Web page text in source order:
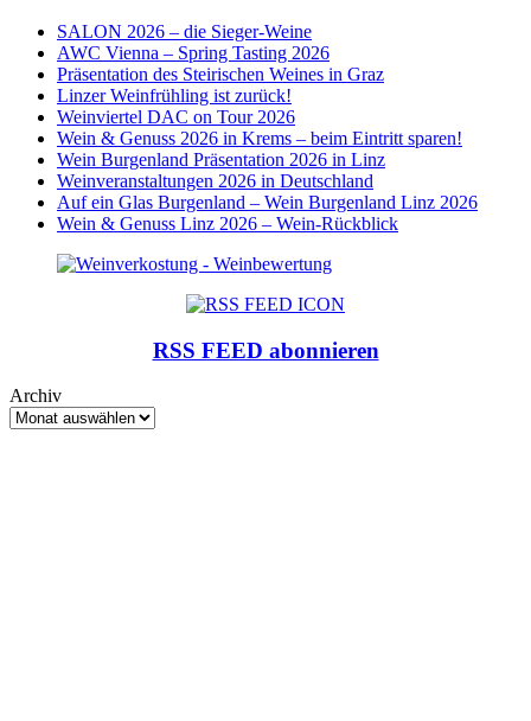
SALON 2026 – die Sieger-Weine
AWC Vienna – Spring Tasting 2026
Präsentation des Steirischen Weines in Graz
Linzer Weinfrühling ist zurück!
Weinviertel DAC on Tour 2026
Wein & Genuss 2026 in Krems – beim Eintritt sparen!
Wein Burgenland Präsentation 2026 in Linz
Weinveranstaltungen 2026 in Deutschland
Auf ein Glas Burgenland – Wein Burgenland Linz 2026
Wein & Genuss Linz 2026 – Wein-Rückblick
RSS FEED abonnieren
Archiv